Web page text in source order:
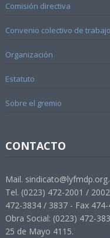
Comisión directiva
Convenio colectivo de trabajo
Organización
Estatuto
Sobre el gremio
CONTACTO
Mail.
Tel. (0223) 472-2001 / 2002
472-3834 / 3837 - Fax
Obra Social: (0223) 472-
25 de Mayo 4115.